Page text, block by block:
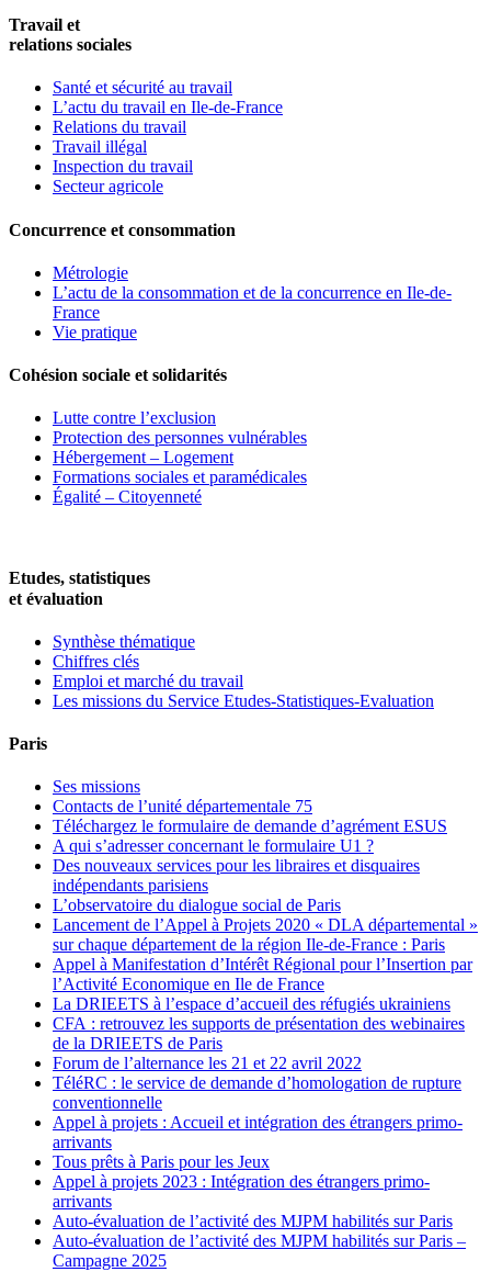
Travail et
relations sociales
Santé et sécurité au travail
L’actu du travail en Ile-de-France
Relations du travail
Travail illégal
Inspection du travail
Secteur agricole
Concurrence et consommation
Métrologie
L’actu de la consommation et de la concurrence en Ile-de-
France
Vie pratique
Cohésion sociale et solidarités
Lutte contre l’exclusion
Protection des personnes vulnérables
Hébergement – Logement
Formations sociales et paramédicales
Égalité – Citoyenneté
Etudes, statistiques
et évaluation
Synthèse thématique
Chiffres clés
Emploi et marché du travail
Les missions du Service Etudes-Statistiques-Evaluation
Paris
Ses missions
Contacts de l’unité départementale 75
Téléchargez le formulaire de demande d’agrément ESUS
A qui s’adresser concernant le formulaire U1 ?
Des nouveaux services pour les libraires et disquaires
indépendants parisiens
L’observatoire du dialogue social de Paris
Lancement de l’Appel à Projets 2020 « DLA départemental »
sur chaque département de la région Ile-de-France : Paris
Appel à Manifestation d’Intérêt Régional pour l’Insertion par
l’Activité Economique en Ile de France
La DRIEETS à l’espace d’accueil des réfugiés ukrainiens
CFA : retrouvez les supports de présentation des webinaires
de la DRIEETS de Paris
Forum de l’alternance les 21 et 22 avril 2022
TéléRC : le service de demande d’homologation de rupture
conventionnelle
Appel à projets : Accueil et intégration des étrangers primo-
arrivants
Tous prêts à Paris pour les Jeux
Appel à projets 2023 : Intégration des étrangers primo-
arrivants
Auto-évaluation de l’activité des MJPM habilités sur Paris
Auto-évaluation de l’activité des MJPM habilités sur Paris –
Campagne 2025